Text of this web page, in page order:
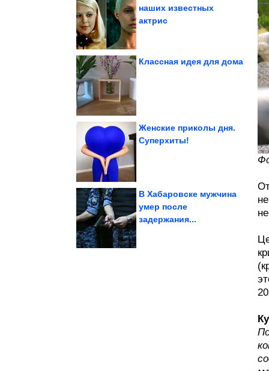
наших известных
актрис
Классная идея для дома
Женские приколы дня.
Суперхиты!
которого мясо
В Хабаровске мужчина
умер после
задержания...